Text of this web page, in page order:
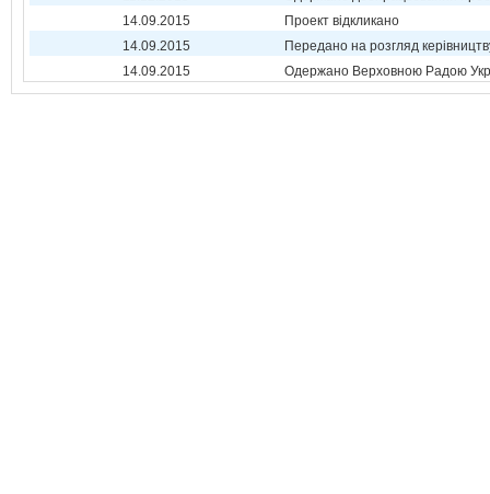
14.09.2015
Проект відкликано
14.09.2015
Передано на розгляд
14.09.2015
Одержано Верховною Радою